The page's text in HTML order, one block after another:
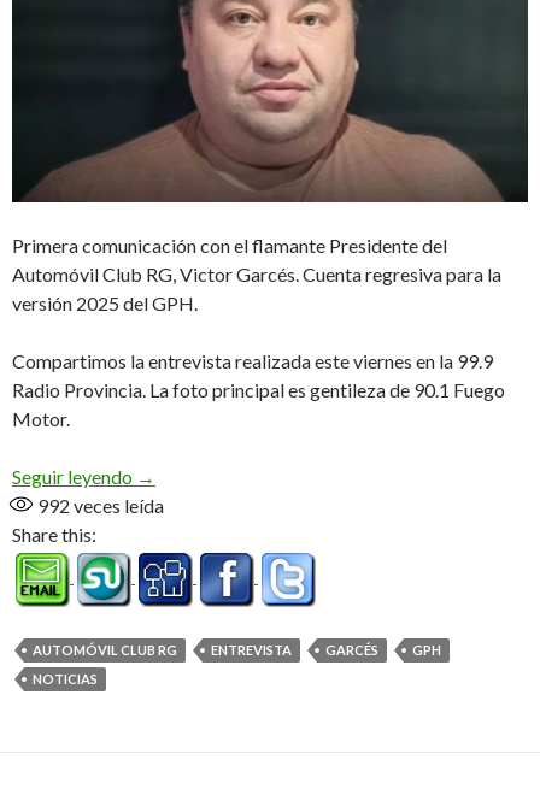
Primera comunicación con el flamante Presidente del
Automóvil Club RG, Victor Garcés. Cuenta regresiva para la
versión 2025 del GPH.
Compartimos la entrevista realizada este viernes en la 99.9
Radio Provincia. La foto principal es gentileza de 90.1 Fuego
Motor.
Seguir leyendo «Comenzamos con los trabajos, nos
→
992 veces leída
Share this:
AUTOMÓVIL CLUB RG ENTREVISTA GARCÉS
GPH
NOTICIAS